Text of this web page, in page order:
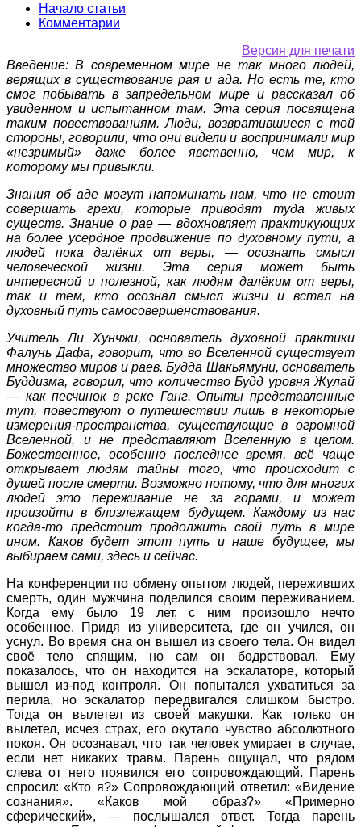
Начало статьи
Комментарии
Версия для печати
Введение: В современном мире не так много людей,
верящих в существование рая и ада. Но есть те, кто
смог побывать в запредельном мире и рассказал об
увиденном и испытанном там. Эта серия посвящена
таким повествованиям. Люди, возвратившиеся с той
стороны, говорили, что они видели и воспринимали мир
«незримый» даже более явственно, чем мир, к
которому мы привыкли.
Знания об аде могут напоминать нам, что не стоит
совершать грехи, которые приводят туда живых
существ. Знание о рае — вдохновляет практикующих
на более усердное продвижение по духовному пути, а
людей пока далёких от веры, — осознать смысл
человеческой жизни. Эта серия может быть
интересной и полезной, как людям далёким от веры,
так и тем, кто осознал смысл жизни и встал на
духовный путь самосовершенствования.
Учитель Ли Хунчжи, основатель духовной практики
Фалунь Дафа, говорит, что во Вселенной существует
множество миров и раев. Будда Шакьямуни, основатель
Буддизма, говорил, что количество Будд уровня Жулай
— как песчинок в реке Ганг. Опыты представленные
тут, повествуют о путешествии лишь в некоторые
измерения-пространства, существующие в огромной
Вселенной, и не представляют Вселенную в целом.
Божественное, особенно последнее время, всё чаще
открывает людям тайны того, что происходит с
душей после смерти. Возможно потому, что для многих
людей это переживание не за горами, и может
произойти в близлежащем будущем. Каждому из нас
когда-то предстоит продолжить свой путь в мире
ином. Каков будет этот путь и наше будущее, мы
выбираем сами, здесь и сейчас.
На конференции по обмену опытом людей, переживших
смерть, один мужчина поделился своим переживанием.
Когда ему было 19 лет, с ним произошло нечто
особенное. Придя из университета, где он учился, он
уснул. Во время сна он вышел из своего тела. Он видел
своё тело спящим, но сам он бодрствовал. Ему
показалось, что он находится на эскалаторе, который
вышел из-под контроля. Он попытался ухватиться за
перила, но эскалатор передвигался слишком быстро.
Тогда он вылетел из своей макушки. Как только он
вылетел, исчез страх, его окутало чувство абсолютного
покоя. Он осознавал, что так человек умирает в случае,
если нет никаких травм. Парень ощущал, что рядом
слева от него появился его сопровождающий. Парень
спросил: «Кто я?» Сопровождающий ответил: «Видение
сознания». «Каков мой образ?» «Примерно
сферический», — послышался ответ. Тогда парень